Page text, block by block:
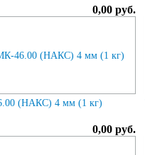
0,00 руб.
(НАКС) 4 мм (1 кг)
0,00 руб.